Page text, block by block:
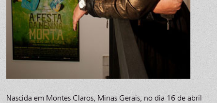
Nascida em Montes Claros, Minas Gerais, no dia 16 de abril